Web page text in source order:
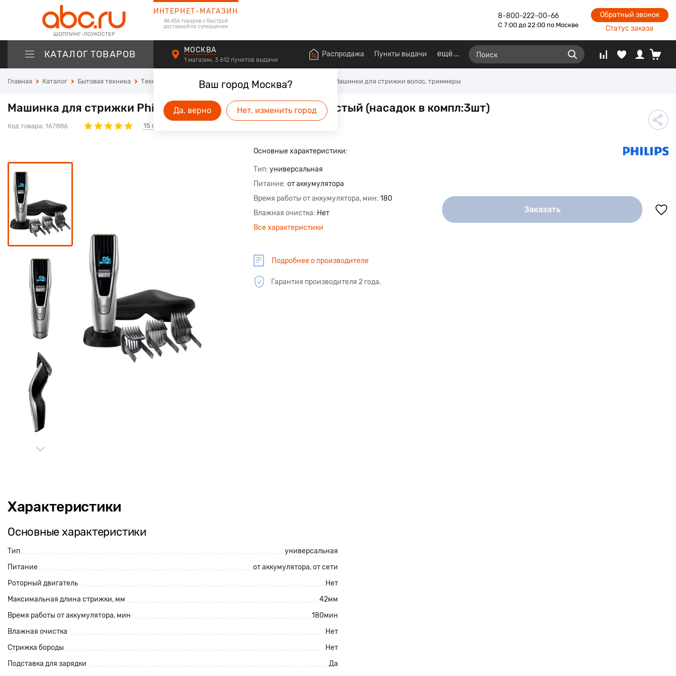
ИНТЕРНЕТ-МАГАЗИН
86 456 товаров с быстрой
доставкой по суперценам
8-800-222-00-66
С 7:00 до 22:00 по Москве
Обратный звонок
Статус заказа
КАТАЛОГ ТОВАРОВ
Ваш город Москва?
Да, верно Нет, изменить город
МОСКВА
1 магазин, 3 612 пунктов выдачи
Распродажа Пункты выдачи ещё
Главная Каталог Бытовая техника Техника для красоты и здоровья Для бритья и стрижки Машинки для стрижки волос, триммеры
Машинка для стрижки Philips HC9490/15 черный/серебристый (насадок в компл:3шт)
Код товара: 167886 15 отзывов
Основные характеристики:
Тип универсальная
Питание от аккумулятора
Время работы от аккумулятора, мин 180
Влажная очистка Нет
Все характеристики
Подробнее о производителе
Гарантия производителя 2 года.
Заказать
Характеристики
Основные характеристики
Тип
универсальная
Питание
от аккумулятора, от сети
Роторный двигатель
Нет
Максимальная длина стрижки, мм
42мм
Время работы от аккумулятора, мин
180мин
Влажная очистка
Нет
Стрижка бороды
Нет
Подставка для зарядки
Да